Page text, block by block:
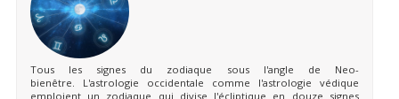
Tous les signes du zodiaque sous l'angle de Neo-
bienêtre. L'astrologie occidentale comme l'astrologie védique
emploient un zodiaque qui divise l'écliptique en douze signes